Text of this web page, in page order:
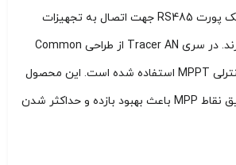
هستند و همچنین از یک پورت RS485 جهت اتصال به تجهیزات
مانیتورینگ بهره می‌برند. در سری Tracer AN از طراحی Common
positive و الگوریتم کنترلی MPPT استفاده شده است. این محصول
با رهگیری سریع و دقیق نقاط MPP باعث بهبود بازده و حداکثر شدن